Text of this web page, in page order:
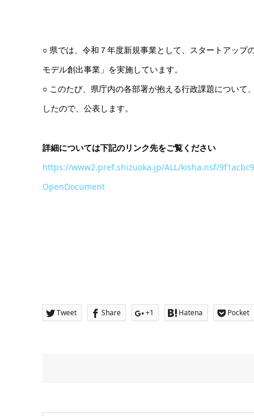
○ 県では、令和７年度新規事業として、スタートアッ
モデル創出事業」を実施しています。
○ このたび、県庁内の各部署が抱える行政課題について
したので、公表します。
詳細については下記のリンク先をご覧ください
https://www2.pref.shizuoka.jp/ALL/kisha.nsf/
OpenDocument
Tweet Share +1 Hatena Pocket